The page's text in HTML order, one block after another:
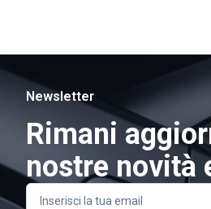
Newsletter
Rimani
nostre novità